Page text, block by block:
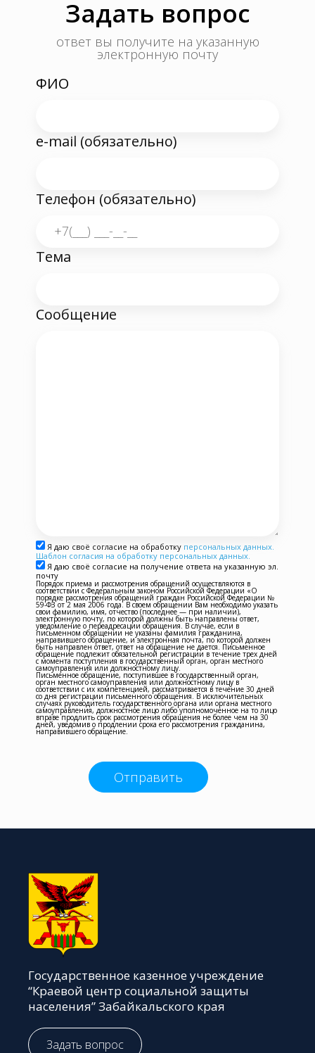
Задать вопрос
ответ вы получите на указанную
электронную почту
ФИО
e-mail (обязательно)
Телефон (обязательно)
Тема
Сообщение
Я даю своё согласие на обработку персональных данных.
Шаблон согласия на обработку персональных данных.
Я даю своё согласие на получение ответа на указанную эл.
почту
Порядок приема и рассмотрения обращений осуществляются в
соответствии с Федеральным законом Российской Федерации «О
порядке рассмотрения обращений граждан Российской Федерации №
59-ФЗ от 2 мая 2006 года. В своем обращении Вам необходимо указать
свои фамилию, имя, отчество (последнее — при наличии),
электронную почту, по которой должны быть направлены ответ,
уведомление о переадресации обращения. В случае, если в
письменном обращении не указаны фамилия гражданина,
направившего обращение, и электронная почта, по которой должен
быть направлен ответ, ответ на обращение не дается. Письменное
обращение подлежит обязательной регистрации в течение трех дней
с момента поступления в государственный орган, орган местного
самоуправления или должностному лицу.
Письменное обращение, поступившее в государственный орган,
орган местного самоуправления или должностному лицу в
соответствии с их компетенцией, рассматривается в течение 30 дней
со дня регистрации письменного обращения. В исключительных
случаях руководитель государственного органа или органа местного
самоуправления, должностное лицо либо уполномоченное на то лицо
вправе продлить срок рассмотрения обращения не более чем на 30
дней, уведомив о продлении срока его рассмотрения гражданина,
направившего обращение.
Государственное казенное учреждение
“Краевой центр социальной защиты
населения” Забайкальского края
Задать вопрос